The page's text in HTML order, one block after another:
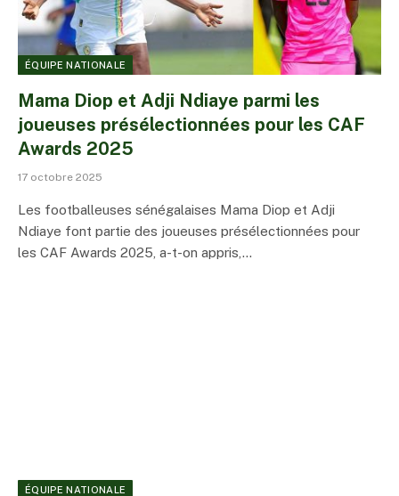
ÉQUIPE NATIONALE
Mama Diop et Adji Ndiaye parmi les
joueuses présélectionnées pour les CAF
Awards 2025
17 octobre 2025
Les footballeuses sénégalaises Mama Diop et Adji
Ndiaye font partie des joueuses présélectionnées pour
les CAF Awards 2025, a-t-on appris,…
ÉQUIPE NATIONALE